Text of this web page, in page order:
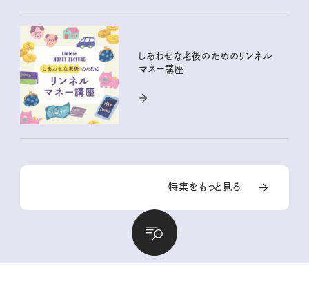
しあわせな老後のためのリンネル
マネー講座
特集をもっと見る